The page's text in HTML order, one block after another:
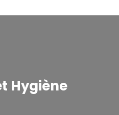
Hygiène